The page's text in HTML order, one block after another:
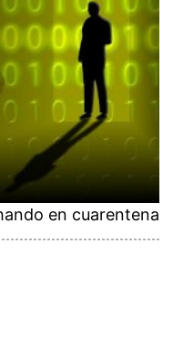
en cuarentena